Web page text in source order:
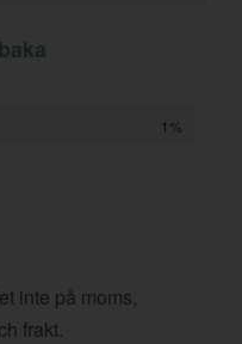
1%
inte på moms,
frakt.